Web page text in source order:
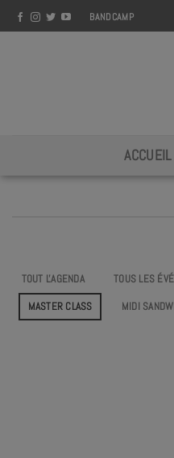
Skip
to
BANDCAMP
ACCUEIL
TOUT L'AGENDA TOUS LES
MASTER CLASS
MIDI